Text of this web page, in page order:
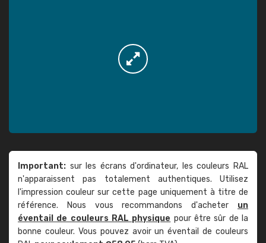
Important: sur les écrans d'ordinateur, les couleurs RAL
n'apparaissent pas totalement authentiques. Utilisez
l'impression couleur sur cette page uniquement à titre de
référence. Nous vous recommandons d'acheter un
éventail de couleurs RAL physique pour être sûr de la
bonne couleur. Vous pouvez avoir un éventail de couleurs